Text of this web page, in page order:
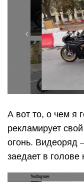
А вот то, о чем я
рекламирует
огонь. Видеоряд
заедает в голове